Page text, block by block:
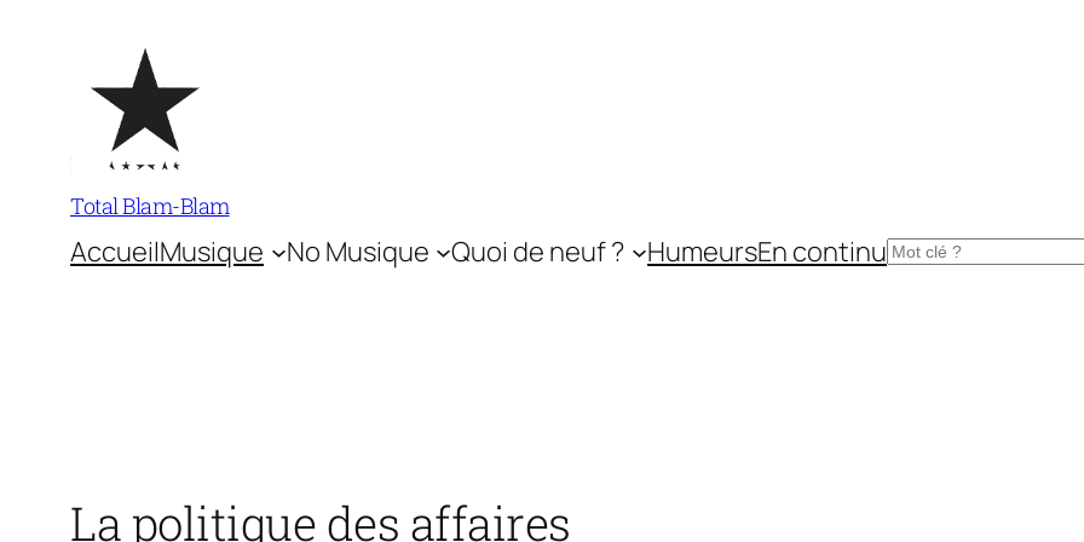
contenu
Total Blam-Blam
AccueilMusique No Musique Quoi de neuf ? HumeursEn continuRechercher
La politique des affaires